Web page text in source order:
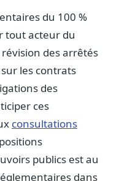
du 100 %
tout acteur du
des arrêtés
les contrats
des
ces
consultations
publics est au
dans